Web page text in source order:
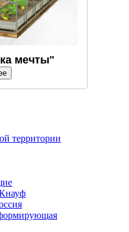
мечты"
территории